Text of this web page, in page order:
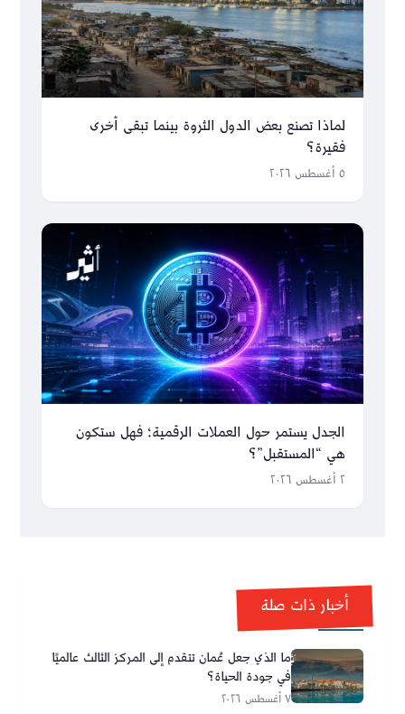
لماذا تصنع بعض الدول الثروة بينما تبقى أخرى
فقيرة؟
٥ أغسطس ٢٠٢٦
الجدل يستمر حول العملات الرقمية؛ فهل ستكون
هي “المستقبل”؟
٢ أغسطس ٢٠٢٦
أخبار ذات صلة
ما الذي جعل عُمان تتقدم إلى المركز الثالث عالميًا
في جودة الحياة؟
٧ أغسطس ٢٠٢٦